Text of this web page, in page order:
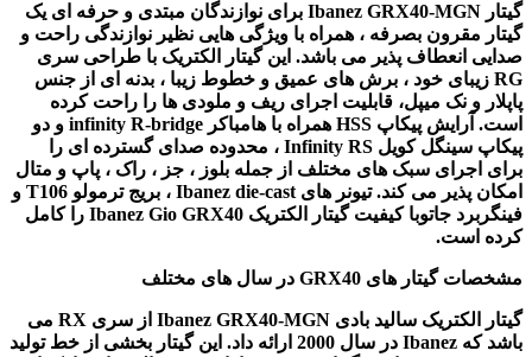
گیتار Ibanez GRX40-MGN برای نوازندگان مبتدی و حرفه ای یک
گیتار مقرون بصرفه ، همراه با ویژگی هایی نظیر نوازندگی راحت و
صدایی انعطاف پذیر می باشد. این گیتار الکتریک با طراحی سری
RG زیبای خود ، برش های عمیق و خطوط زیبا ، بدنه ای از جنس
پاپلار و نک میپل، قابلیت اجرای ریف و ملودی ها را راحت کرده
است. آرایش پیکاپ HSS همراه با هامباکر infinity R-bridge و دو
پیکاپ سینگل کویل Infinity RS ، محدوده صدای گسترده ای را
برای اجرای سبک های مختلف از جمله بلوز ، جز ، راک ، پاپ و متال
امکان پذیر می کند. تیونر های Ibanez die-cast ، بریج ترمولو T106 و
فینگربرد جاتوبا کیفیت گیتار الکتریک Ibanez Gio GRX40 را کامل
کرده است.
مشخصات گیتار های GRX40 در سال های مختلف
گیتار الکتریک سالید بادی Ibanez GRX40-MGN از سری RX می
باشد که Ibanez در سال 2000 ارائه داد. این گیتار بخشی از خط تولید